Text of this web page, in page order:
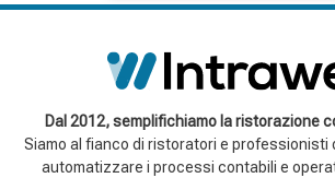
Dal 2012, semplifichiamo la ristorazione
Siamo al fianco di ristoratori e professionisti
automatizzare i processi contabili e